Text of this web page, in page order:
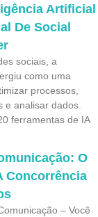
Artificial
De Social
sociais, a
como uma
processos,
e analisar dados.
ferramentas de IA
O
Concorrência
– Você